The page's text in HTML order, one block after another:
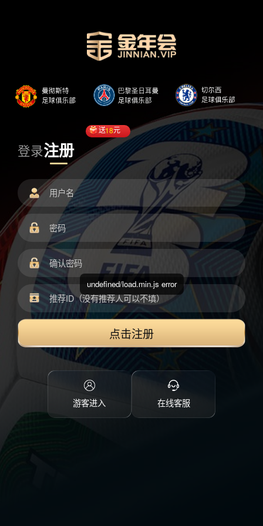
登录注册
送18元
点击注册
游客进入 在线客服
undefined/load.min.js error